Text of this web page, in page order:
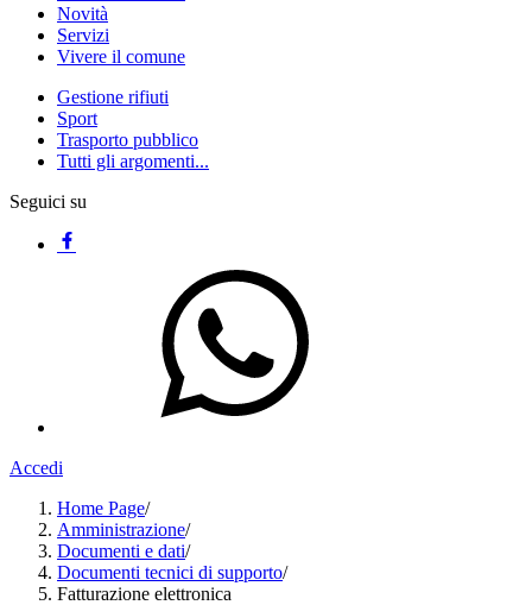
Novità
Servizi
Vivere il comune
Gestione rifiuti
Sport
Trasporto pubblico
Tutti gli argomenti...
Seguici su
Accedi
Home Page/
Amministrazione/
Documenti e dati/
Documenti tecnici di supporto/
Fatturazione elettronica